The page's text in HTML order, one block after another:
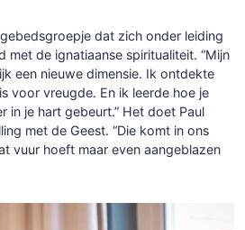
dat zich onder leiding
met de ignatiaanse spiritualiteit. “Mijn
een nieuwe dimensie. Ik ontdekte
voor vreugde. En ik leerde hoe je
in je hart gebeurt.” Het doet Paul
met de Geest. “Die komt in ons
vuur hoeft maar even aangeblazen